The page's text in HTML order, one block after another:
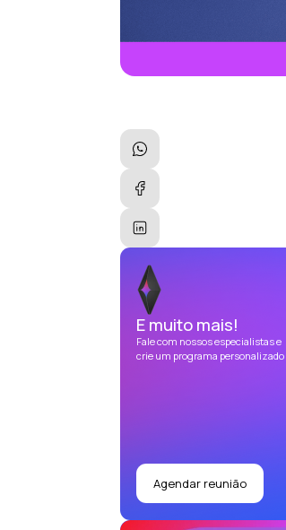
E muito mais!
Fale com nossos especialistas e
crie um programa personalizado
Agendar reunião